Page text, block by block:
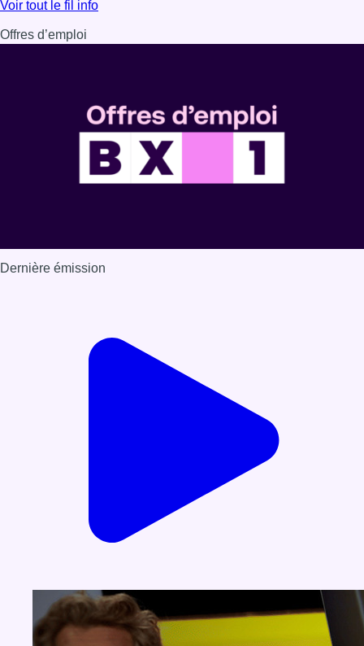
Lire l'article Mémorial Van Damme : Nafi Thiam
Voir tout le fil info
Offres d’emploi
Dernière émission